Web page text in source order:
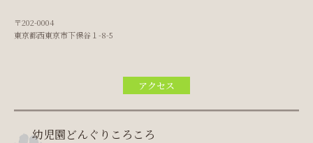
〒202-0004
東京都西東京市下保谷１-8-5
アクセス
幼児園どんぐりころころ